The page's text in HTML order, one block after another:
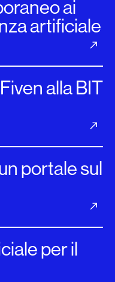
ai
artificiale
alla BIT
portale sul
per il